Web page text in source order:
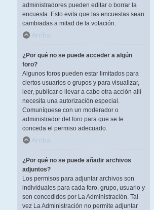
administradores pueden editar o borrar la
encuesta. Esto evita que las encuestas sean
cambiadas a mitad de la votación.
Arriba
¿Por qué no se puede acceder a algún
foro?
Algunos foros pueden estar limitados para
ciertos usuarios o grupos y para visualizar,
leer, publicar o llevar a cabo otra acción allí
necesita una autorización especial.
Comuníquese con un moderador o
administrador del foro para que se le
conceda el permiso adecuado.
Arriba
¿Por qué no se puede añadir archivos
adjuntos?
Los permisos para adjuntar archivos son
individuales para cada foro, grupo, usuario y
son concedidos por La Administración. Tal
vez La Administración no permite adjuntar